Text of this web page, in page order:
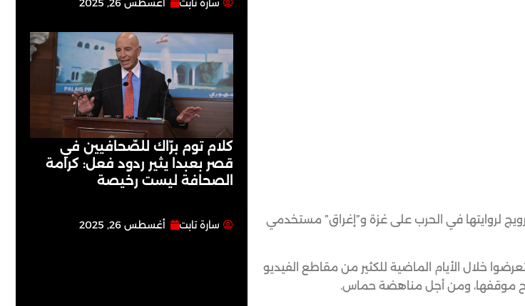
سارة تابت أغسطس 26, 2025
كلام توم برّاك للصّحافيين في
قصر بعبدا يثير ردود فعل: كرامة
الصحافة ليست رخيصة
سارة تابت أغسطس 26, 2025
لروايتها في الحرب على غزة و”إغراق” مستخدمي
خلال الأيام الماضية للكثير من مقاطع الفيديو
لصالح موقفها، ومن أجل مناهضة حماس.